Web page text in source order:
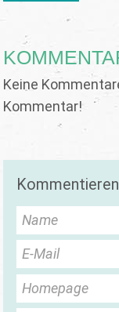
Keine
Kommentar!
Kommentieren
Name
E-Mail
Homepage